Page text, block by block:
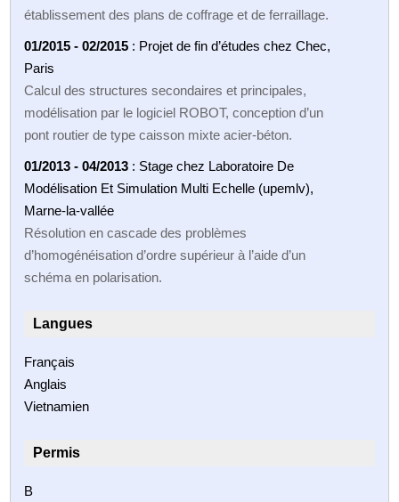
établissement des plans de coffrage et de ferraillage.
01/2015 - 02/2015 : Projet de fin d’études chez Chec,
Paris
Calcul des structures secondaires et principales,
modélisation par le logiciel ROBOT, conception d’un
pont routier de type caisson mixte acier-béton.
01/2013 - 04/2013 : Stage chez Laboratoire De
Modélisation Et Simulation Multi Echelle (upemlv),
Marne-la-vallée
Résolution en cascade des problèmes
d’homogénéisation d’ordre supérieur à l’aide d’un
schéma en polarisation.
Langues
Français
Anglais
Vietnamien
Permis
B